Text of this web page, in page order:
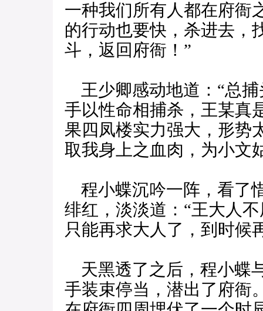
一种我们所有人都在府衙
的行动也要快，杀进去，
斗，返回府衙！”
王少卿感动地道：“总
手以性命相捕杀，王某真
果四凤楼实力强大，形势
取我身上之血肉，为小文
程小蝶沉吟一阵，看了
绯红，淡淡道：“王大人
只能再求大人了，到时候
天黑透了之后，程小蝶
手装束停当，潜出了府衙